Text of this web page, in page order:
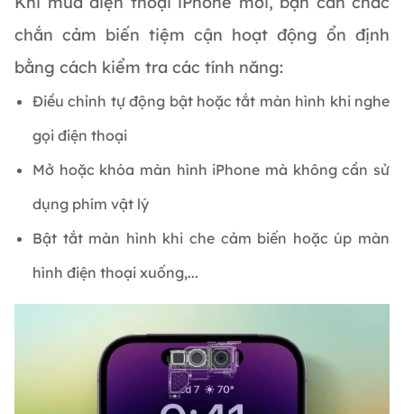
chắn cảm biến tiệm cận hoạt động ổn định
bằng cách kiểm tra các tính năng:
Điều chỉnh tự động bật hoặc tắt màn hình khi nghe
gọi điện thoại
Mở hoặc khóa màn hình iPhone mà không cần sử
dụng phím vật lý
Bật tắt màn hình khi che cảm biến hoặc úp màn
hình điện thoại xuống,...